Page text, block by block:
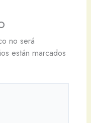
no será
están marcados